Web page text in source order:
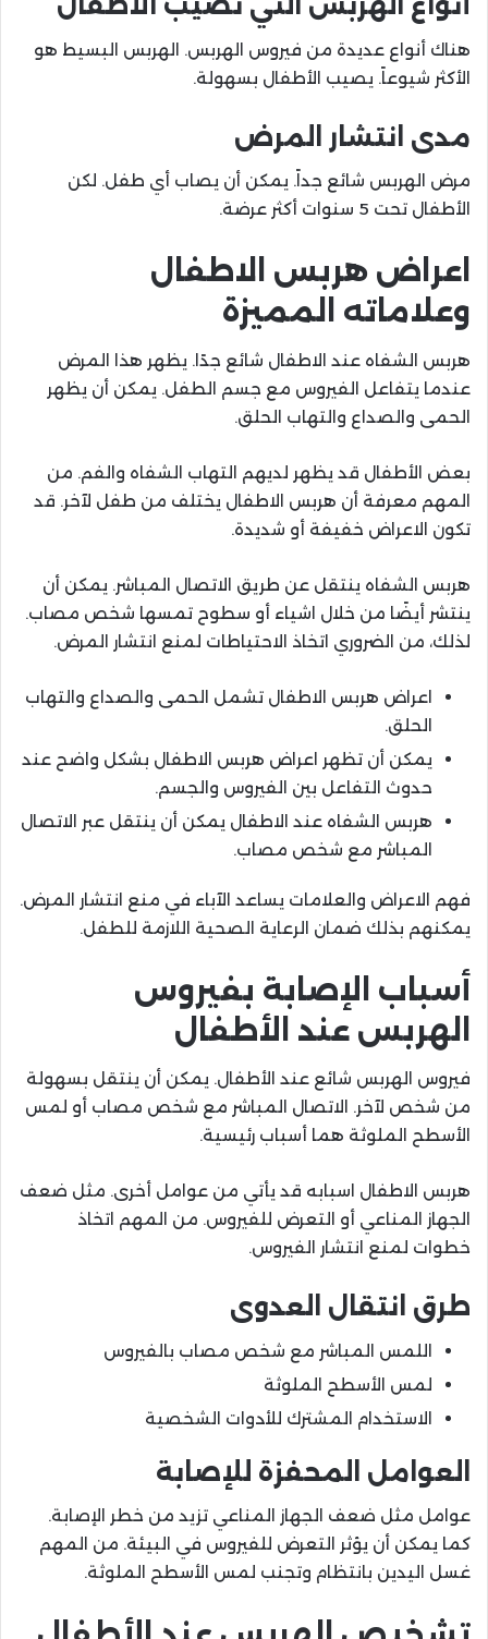
هناك أنواع عديدة من فيروس الهربس. الهربس البسيط هو
الأكثر شيوعاً. يصيب الأطفال بسهولة.
مدى انتشار المرض
مرض الهربس شائع جداً. يمكن أن يصاب أي طفل. لكن
الأطفال تحت 5 سنوات أكثر عرضة.
اعراض هربس الاطفال
وعلاماته المميزة
هربس الشفاه عند الاطفال شائع جدًا. يظهر هذا المرض
عندما يتفاعل الفيروس مع جسم الطفل. يمكن أن يظهر
الحمى والصداع والتهاب الحلق.
بعض الأطفال قد يظهر لديهم التهاب الشفاه والفم. من
المهم معرفة أن هربس الاطفال يختلف من طفل لآخر. قد
تكون الاعراض خفيفة أو شديدة.
هربس الشفاه ينتقل عن طريق الاتصال المباشر. يمكن أن
ينتشر أيضًا من خلال اشياء أو سطوح تمسها شخص مصاب.
لذلك، من الضروري اتخاذ الاحتياطات لمنع انتشار المرض.
اعراض هربس الاطفال تشمل الحمى والصداع والتهاب
الحلق.
يمكن أن تظهر اعراض هربس الاطفال بشكل واضح عند
حدوث التفاعل بين الفيروس والجسم.
هربس الشفاه عند الاطفال يمكن أن ينتقل عبر الاتصال
المباشر مع شخص مصاب.
فهم الاعراض والعلامات يساعد الآباء في منع انتشار المرض.
يمكنهم بذلك ضمان الرعاية الصحية اللازمة للطفل.
أسباب الإصابة بفيروس
الهربس عند الأطفال
فيروس الهربس شائع عند الأطفال. يمكن أن ينتقل بسهولة
من شخص لآخر. الاتصال المباشر مع شخص مصاب أو لمس
الأسطح الملوثة هما أسباب رئيسية.
هربس الاطفال اسبابه قد يأتي من عوامل أخرى. مثل ضعف
الجهاز المناعي أو التعرض للفيروس. من المهم اتخاذ
خطوات لمنع انتشار الفيروس.
طرق انتقال العدوى
اللمس المباشر مع شخص مصاب بالفيروس
لمس الأسطح الملوثة
الاستخدام المشترك للأدوات الشخصية
العوامل المحفزة للإصابة
عوامل مثل ضعف الجهاز المناعي تزيد من خطر الإصابة.
كما يمكن أن يؤثر التعرض للفيروس في البيئة. من المهم
غسل اليدين بانتظام وتجنب لمس الأسطح الملوثة.